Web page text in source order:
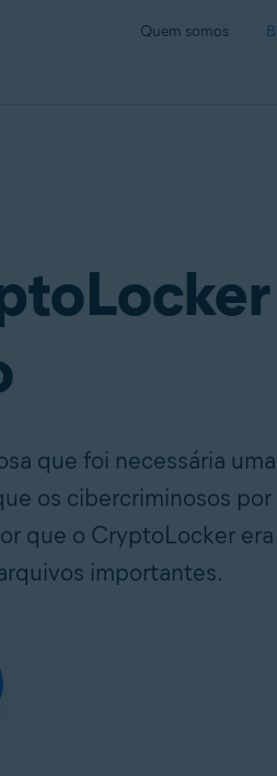
Quem somos
que foi necessária uma
os cibercriminosos por
que o CryptoLocker era
importantes.